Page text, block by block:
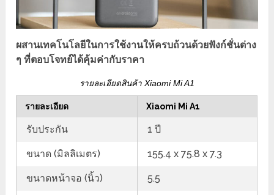
ผสานเทคโนโลยีในการใช้งานให้ครบถ้วนด้วยฟังก์ชั่นต่าง
ๆ ที่ตอบโจทย์ได้คุ้มค่ากับราคา
รายละเอียดสินค้า Xiaomi Mi A1
รายละเอียด Xiaomi Mi A1
รับประกัน 1 ปี
ขนาด (มิลลิเมตร) 155.4 x 75.8 x 7.3
ขนาดหน้าจอ (นิ้ว) 5.5